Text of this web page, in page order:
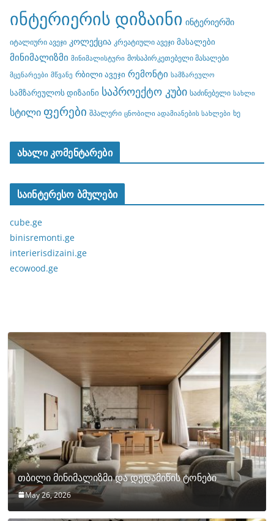
ინტერიერის დიზაინი ინტერიერში
იტალიური ავეჯი კოლექცია კრეატიული ავეჯი მასალები
მინიმალიზმი მინიმალისტური მოსაპირკეთებელი მასალები
მცენარეები მწვანე რბილი ავეჯი რემონტი სამზარეულო
სამზარეულოს დიზაინი საპროექტო კუბი საძინებელი სახლი
სტილი ფერები შპალერი ცნობილი ადამიანების სახლები ხე
ახალი კომენტარები
საინტერესო ბმულები
cube.ge
binisremonti.ge
interierisdizaini.ge
ecowood.ge
თბილი მინიმალიზმი და დედამიწის ტონები
May 26, 2026